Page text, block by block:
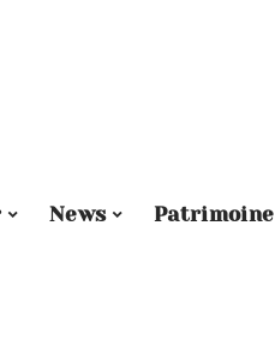
News Patrimoine